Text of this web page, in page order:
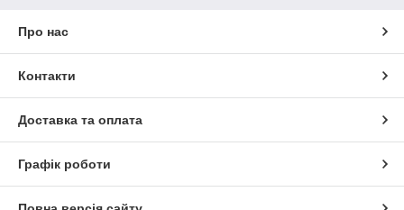
Про нас
Контакти
Доставка та оплата
Графік роботи